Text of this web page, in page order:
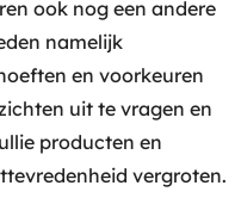
ook nog een andere
namelijk
en voorkeuren
uit te vragen en
producten en
vergroten.